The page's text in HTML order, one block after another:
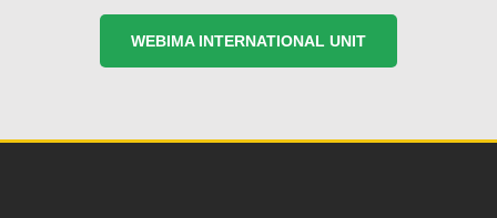
WEBIMA INTERNATIONAL UNIT